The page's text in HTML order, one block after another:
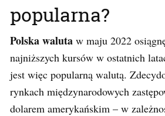
popularna?
Polska waluta w maju 2022
najniższych kursów w ostatnich
jest więc popularną walutą.
rynkach międzynarodowych
dolarem amerykańskim – w